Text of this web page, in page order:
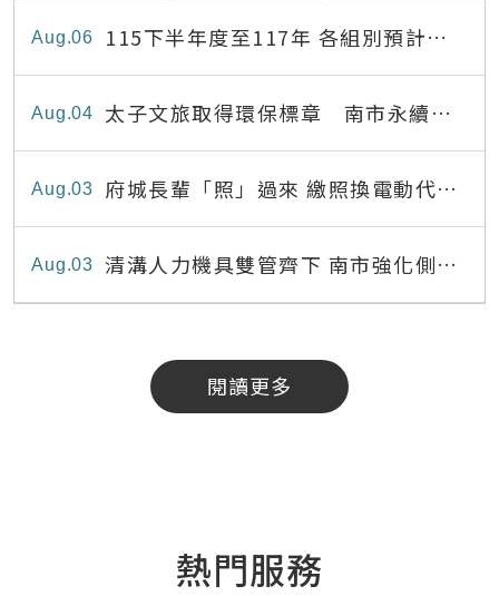
06
Aug
115下半年度至117年 各組別預計出
缺員額表
04
Aug
太子文旅取得環保標章 南市永續旅
宿達22家
03
Aug
府城長輩「照」過來 繳照換電動代步
最高補助8,000元
03
Aug
清溝人力機具雙管齊下 南市強化側溝
清疏效能
閱讀更多
熱門服務